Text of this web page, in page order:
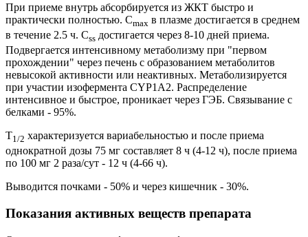
При приеме внутрь абсорбируется из ЖКТ быстро и
практически полностью. Cmax в плазме достигается в среднем
в течение 2.5 ч. Css достигается через 8-10 дней приема.
Подвергается интенсивному метаболизму при "первом
прохождении" через печень с образованием метаболитов
невысокой активности или неактивных. Метаболизируется
при участии изофермента CYP1A2. Распределение
интенсивное и быстрое, проникает через ГЭБ. Связывание с
белками - 95%.
T1/2 характеризуется вариабельностью и после приема
однократной дозы 75 мг составляет 8 ч (4-12 ч), после приема
по 100 мг 2 раза/сут - 12 ч (4-66 ч).
Выводится почками - 50% и через кишечник - 30%.
Показания активных веществ препарата